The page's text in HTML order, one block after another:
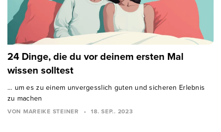
24 Dinge, die du vor deinem ersten Mal
wissen solltest
… um es zu einem unvergesslich guten und sicheren Erlebnis
zu machen
VON MAREIKE STEINER • 18. SEP.. 2023